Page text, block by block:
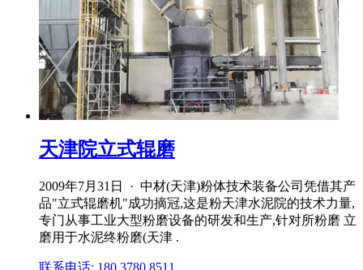
天津院立式辊磨
2009年7月31日 · 中材(天津)粉体技术装备公司凭借其产
品"立式辊磨机"成功摘冠,这是粉天津水泥院的技术力量,
专门从事工业大型粉磨设备的研发和生产,针对所粉磨 立
磨用于水泥终粉磨(天津 .
联系电话: 180 3780 8511